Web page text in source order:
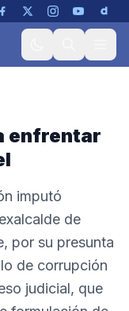
enfrentar
imputó
de
por su presunta
de corrupción
judicial, que